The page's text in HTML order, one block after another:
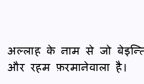
अल्लाह के नाम से जो
और रहम फ़रमानेवाला है।